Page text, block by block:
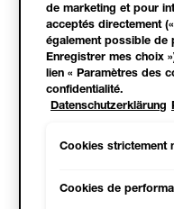
de marketing et pour
acceptés directement
également possible de
Enregistrer mes choix
lien « Paramètres des
confidentialité.
Datenschutzerklärung
Cookies strictement
Cookies de